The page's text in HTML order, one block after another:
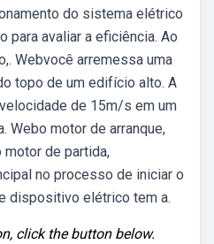
do sistema elétrico
para avaliar a eficiência. Ao
Webvocê arremessa uma
topo de um edifício alto. A
de 15m/s em um
Webo motor de arranque,
de partida,
no processo de iniciar o
dispositivo elétrico tem a.
click the button below.